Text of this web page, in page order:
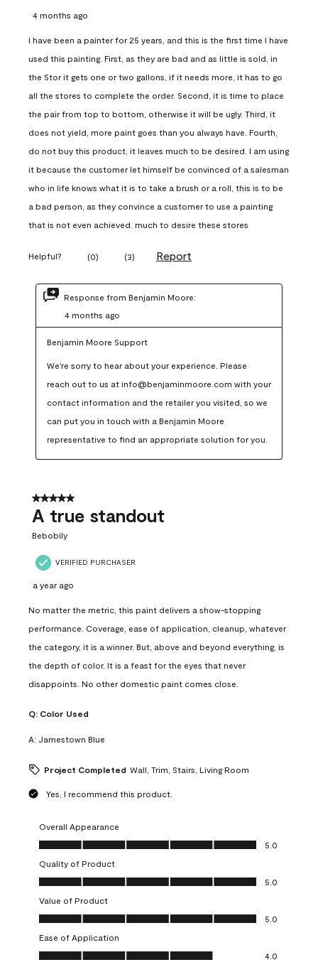
4 months ago
I have been a painter for 25 years, and this is the first time I have
used this painting. First, as they are bad and as little is sold, in
the Stor it gets one or two gallons, if it needs more, it has to go
all the stores to complete the order. Second, it is time to place
the pair from top to bottom, otherwise it will be ugly. Third, it
does not yield, more paint goes than you always have. Fourth,
do not buy this product, it leaves much to be desired. I am using
it because the customer let himself be convinced of a salesman
who in life knows what it is to take a brush or a roll, this is to be
a bad person, as they convince a customer to use a painting
that is not even achieved. much to desire these stores
Helpful? (0) (3) Report
Response from Benjamin Moore:
4 months ago
Benjamin Moore Support
We're sorry to hear about your experience. Please
reach out to us at info@benjaminmoore.com with your
contact information and the retailer you visited, so we
can put you in touch with a Benjamin Moore
representative to find an appropriate solution for you.
5 out of 5 stars.
A true standout
Bebobily
VERIFIED PURCHASER
a year ago
No matter the metric, this paint delivers a show-stopping
performance. Coverage, ease of application, cleanup, whatever
the category, it is a winner. But, above and beyond everything, is
the depth of color. It is a feast for the eyes that never
disappoints. No other domestic paint comes close.
Q: Color Used
A: Jamestown Blue
Project Completed Wall, Trim, Stairs, Living Room
Yes, I recommend this product.
Overall Appearance
Overall Appearance, 5.0 out of 5
5.0
Quality of Product
Quality of Product, 5.0 out of 5
5.0
Value of Product
Value of Product, 5.0 out of 5
5.0
Ease of Application
Ease of Application, 4.0 out of 5
4.0